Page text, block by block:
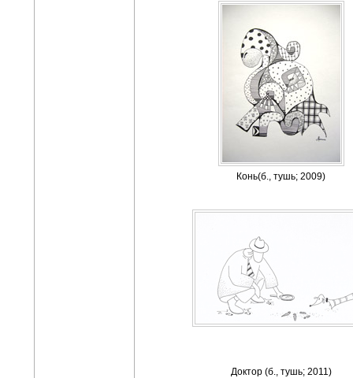
Конь(б., тушь; 2009)
Доктор (б., тушь; 2011)